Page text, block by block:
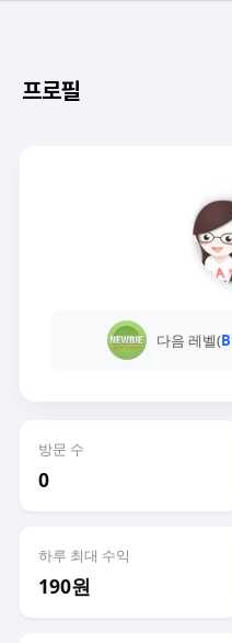
프로필
다음 레벨(
방문 수
0
하루 최대 수익
190원